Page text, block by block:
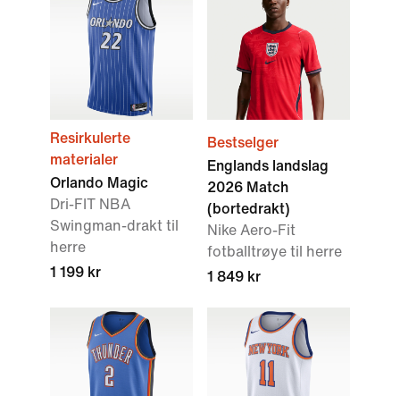
Resirkulerte
materialer
Orlando Magic
Dri-FIT NBA
Swingman-drakt til
herre
1 199 kr
Bestselger
Englands landslag
2026 Match
(bortedrakt)
Nike Aero-Fit
fotballtrøye til herre
1 849 kr